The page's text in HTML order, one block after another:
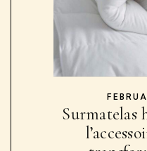
Surmatelas